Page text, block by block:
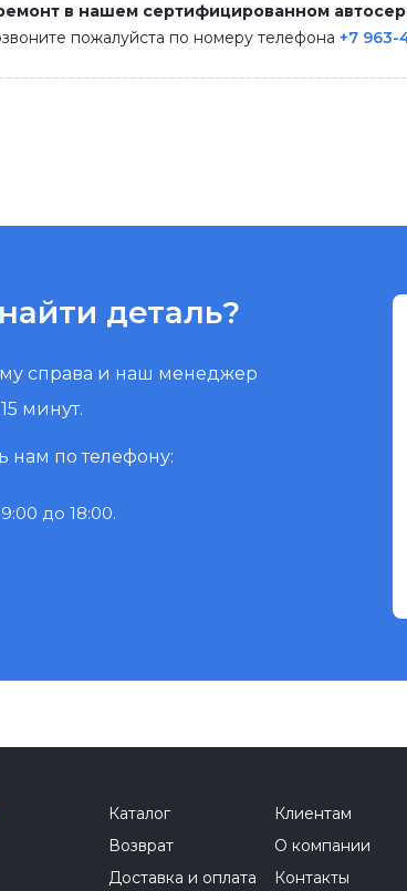
в нашем сертифицированном
пожалуйста по номеру телефона +7 963-
деталь?
справа и наш менеджер
минут.
нам по телефону:
до 18:00.
Каталог
Возврат
Доставка и оплата
Клиентам
О компании
Контакты